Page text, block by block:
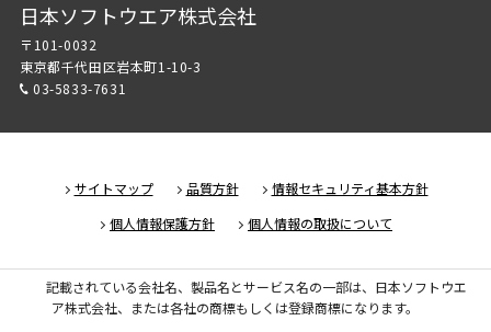
日本ソフトウエア株式会社
〒101-0032
東京都千代田区岩本町1-10-3
03-5833-7631
サイトマップ 品質方針
情報セキュリティ基本方針
個人情報保護方針
個人情報の取扱について
記載されている会社名、製品名とサービス名の一部は、日本ソフトウエ
ア株式会社、または各社の商標もしくは登録商標になります。